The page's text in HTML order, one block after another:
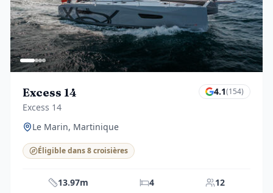
Excess 14
Excess 14
4.1(154)
Le Marin, Martinique
Éligible dans 8 croisières
13.97m 4 12